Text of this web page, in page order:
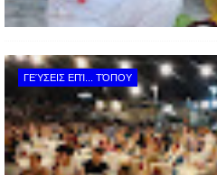
ΓΕΎΣΕΙΣ ΕΠΊ... ΤΌΠΟΥ